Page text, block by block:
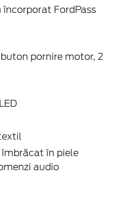
FordPass
pornire motor, 2
în piele
audio